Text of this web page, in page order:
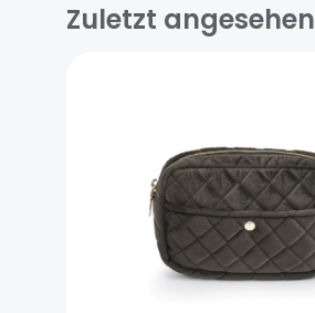
Zuletzt angesehen